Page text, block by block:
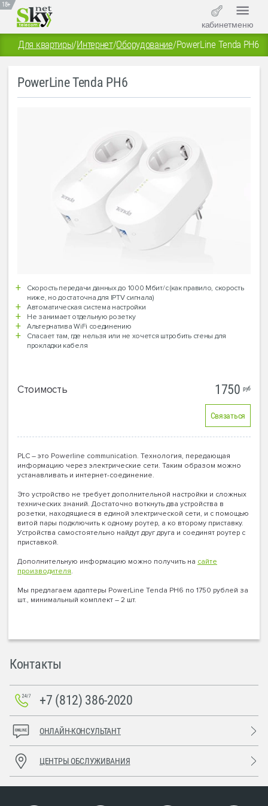
18+
кабинетменю
Для квартиры/Интернет/Оборудование/PowerLine Tenda PH6
PowerLine Tenda PH6
Скорость передачи данных до 1000 Мбит/с (как правило, скорость
ниже, но достаточна для IPTV сигнала)
Автоматическая система настройки
Не занимает отдельную розетку
Альтернатива WiFi соединению
Спасает там, где нельзя или не хочется штробить стены для
прокладки кабеля
Стоимость 1750 руб
Связаться
PLC – это Powerline communication. Технология, передающая
информацию через электрические сети. Таким образом можно
устанавливать и интернет-соединение.
Это устройство не требует дополнительной настройки и сложных
технических знаний. Достаточно воткнуть два устройства в
розетки, находящиеся в единой электрической сети, и с помощью
витой пары подключить к одному роутер, а ко второму приставку.
Устройства самостоятельно найдут друг друга и соединят роутер с
приставкой.
Дополнительную информацию можно получить на сайте
производителя.
Мы предлагаем адаптеры PowerLine Tenda PH6 по 1750 рублей за
шт., минимальный комплект – 2 шт.
Контакты
+7 (812) 386-2020
ОНЛАЙН-КОНСУЛЬТАНТ
ЦЕНТРЫ ОБСЛУЖИВАНИЯ